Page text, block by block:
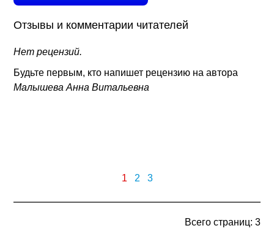
Отзывы и комментарии читателей
Нет рецензий.
Будьте первым, кто напишет рецензию на автора
Малышева Анна Витальевна
1 2 3
Всего страниц: 3